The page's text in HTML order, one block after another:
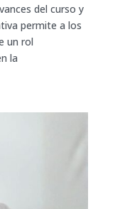
del curso y
permite a los
un rol
la